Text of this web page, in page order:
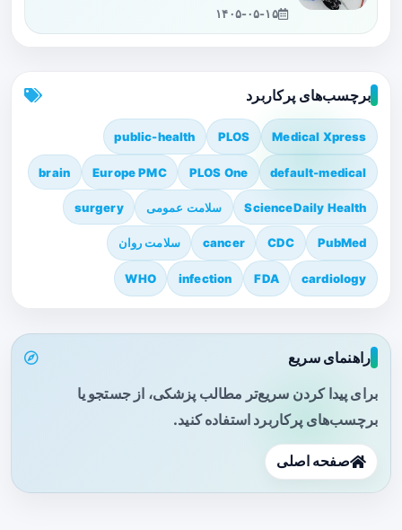
۱۴۰۵-۰۵-۱۵
برچسب‌های پرکاربرد
Medical Xpress
PLOS
public-health
default-medical
PLOS One
Europe PMC
brain
ScienceDaily Health سلامت عمومی surgery
PubMed
CDC
cancer سلامت روان
cardiology
FDA
infection
WHO
راهنمای سریع
برای پیدا کردن سریع‌تر مطالب پزشکی، از جستجو یا
برچسب‌های پرکاربرد استفاده کنید.
صفحه اصلی